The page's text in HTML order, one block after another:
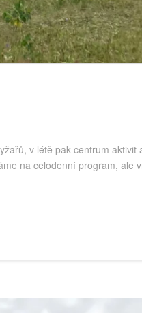
v létě pak centrum
na celodenní program, ale